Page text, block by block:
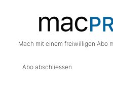
Mach mit einem freiwilligen Abo
Abo abschliessen